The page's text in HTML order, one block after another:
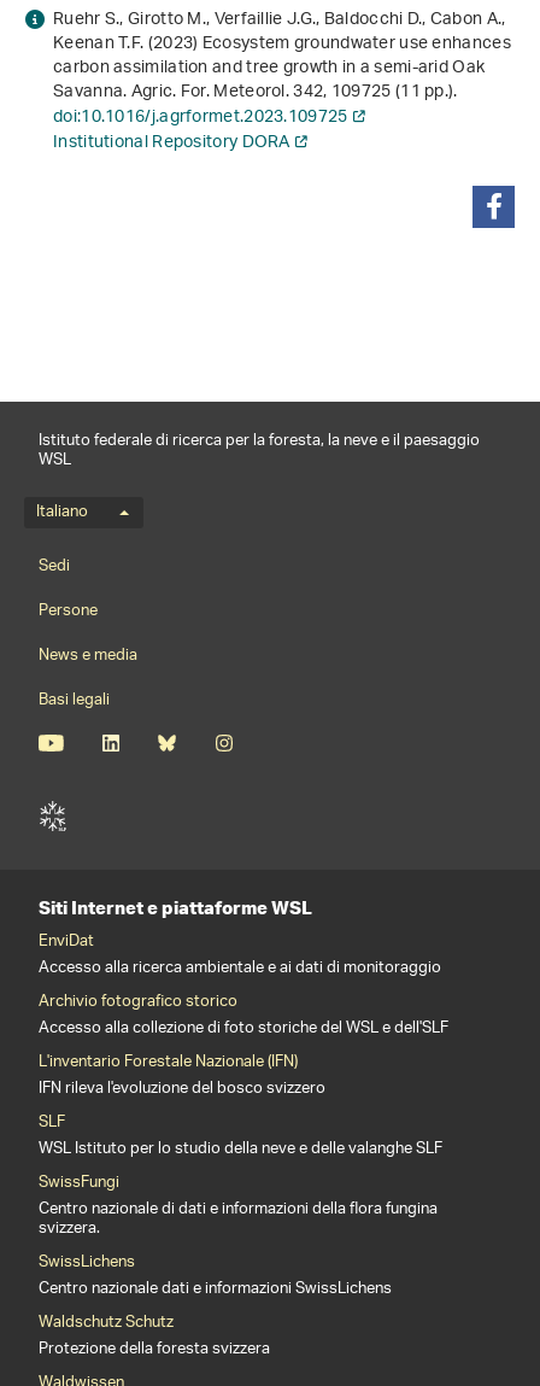
Ruehr S., Girotto M., Verfaillie J.G., Baldocchi D., Cabon A.,
Keenan T.F. (2023) Ecosystem groundwater use enhances
carbon assimilation and tree growth in a semi-arid Oak
Savanna. Agric. For. Meteorol.342, 109725 (11 pp.).
doi:10.1016/j.agrformet.2023.109725
Institutional Repository DORA
Istituto federale di ricerca per la foresta, la neve e il paesaggio
WSL
Menu della lingua
Italiano
Footernavigation
Sedi
Persone
News e media
Basi legali
Siti Internet e piattaforme WSL
EnviDat
Accesso alla ricerca ambientale e ai dati di monitoraggio
Archivio fotografico storico
Accesso alla collezione di foto storiche del WSL e dell'SLF
L'inventario Forestale Nazionale (IFN)
IFN rileva l'evoluzione del bosco svizzero
SLF
WSL Istituto per lo studio della neve e delle valanghe SLF
SwissFungi
Centro nazionale di dati e informazioni della flora fungina
svizzera.
SwissLichens
Centro nazionale dati e informazioni SwissLichens
Waldschutz Schutz
Protezione della foresta svizzera